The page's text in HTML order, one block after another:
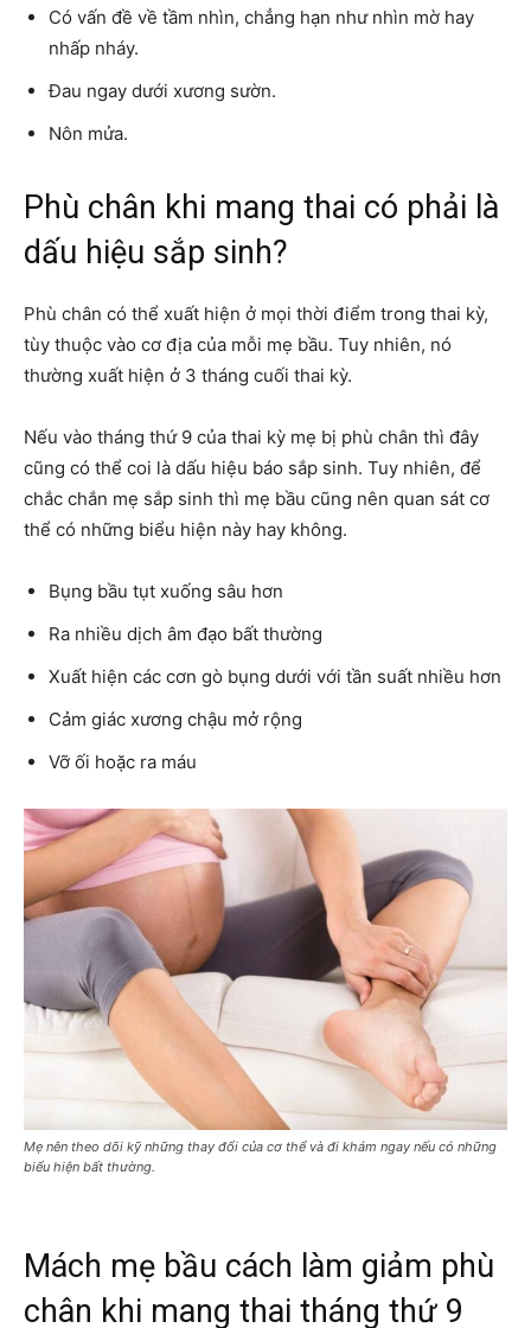
Có vấn đề về tầm nhìn, chẳng hạn như nhìn mờ hay
nhấp nháy.
Đau ngay dưới xương sườn.
Nôn mửa.
Phù chân khi mang thai có phải là
dấu hiệu sắp sinh?
Phù chân có thể xuất hiện ở mọi thời điểm trong thai kỳ,
tùy thuộc vào cơ địa của mỗi mẹ bầu. Tuy nhiên, nó
thường xuất hiện ở 3 tháng cuối thai kỳ.
Nếu vào tháng thứ 9 của thai kỳ mẹ bị phù chân thì đây
cũng có thể coi là dấu hiệu báo sắp sinh. Tuy nhiên, để
chắc chắn mẹ sắp sinh thì mẹ bầu cũng nên quan sát cơ
thể có những biểu hiện này hay không.
Bụng bầu tụt xuống sâu hơn
Ra nhiều dịch âm đạo bất thường
Xuất hiện các cơn gò bụng dưới với tần suất nhiều hơn
Cảm giác xương chậu mở rộng
Vỡ ối hoặc ra máu
Mẹ nên theo dõi kỹ những thay đổi của cơ thể và đi khám ngay nếu có những
biểu hiện bất thường.
Mách mẹ bầu cách làm giảm phù
chân khi mang thai tháng thứ 9